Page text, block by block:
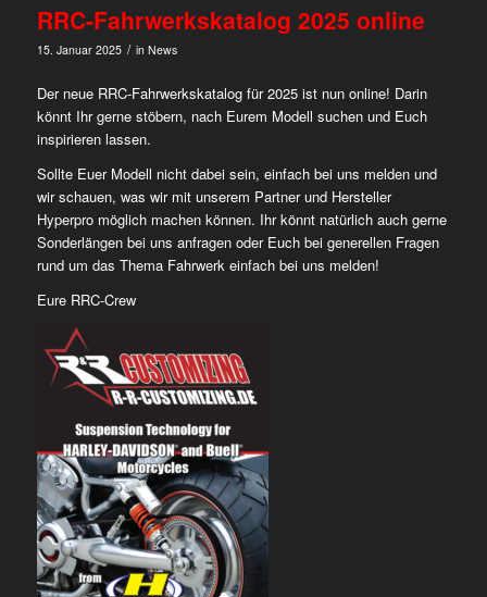
RRC-Fahrwerkskatalog 2025 online
15. Januar 2025 / in News
Der neue RRC-Fahrwerkskatalog für 2025 ist nun online! Darin
könnt Ihr gerne stöbern, nach Eurem Modell suchen und Euch
inspirieren lassen.
Sollte Euer Modell nicht dabei sein, einfach bei uns melden und
wir schauen, was wir mit unserem Partner und Hersteller
Hyperpro möglich machen können. Ihr könnt natürlich auch gerne
Sonderlängen bei uns anfragen oder Euch bei generellen Fragen
rund um das Thema Fahrwerk einfach bei uns melden!
Eure RRC-Crew